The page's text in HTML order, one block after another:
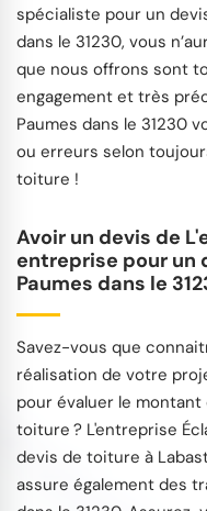
spécialiste pour un
dans le 31230, vous
que nous offrons sont
engagement et très
Paumes dans le 31230
ou erreurs selon
toiture !
Avoir un devis de
entreprise pour un
Paumes dans le
Savez-vous que
réalisation de votre
pour évaluer le
toiture ? L'entreprise
devis de toiture à
assure également des